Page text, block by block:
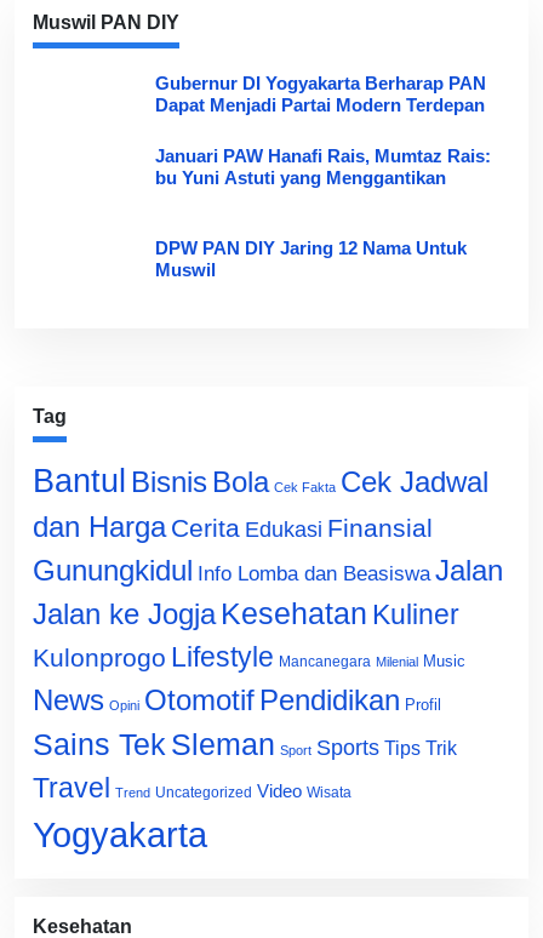
Muswil PAN DIY
Gubernur DI Yogyakarta Berharap PAN
Dapat Menjadi Partai Modern Terdepan
Januari PAW Hanafi Rais, Mumtaz Rais:
bu Yuni Astuti yang Menggantikan
DPW PAN DIY Jaring 12 Nama Untuk
Muswil
Tag
Bantul Bisnis Bola Cek Fakta Cek Jadwal
dan Harga Cerita Edukasi Finansial
Gunungkidul Info Lomba dan Beasiswa Jalan
Jalan ke Jogja Kesehatan Kuliner
Kulonprogo Lifestyle Mancanegara Milenial Music
News Opini Otomotif Pendidikan Profil
Sains Tek Sleman Sport Sports Tips Trik
Travel Trend Uncategorized Video Wisata
Yogyakarta
Kesehatan